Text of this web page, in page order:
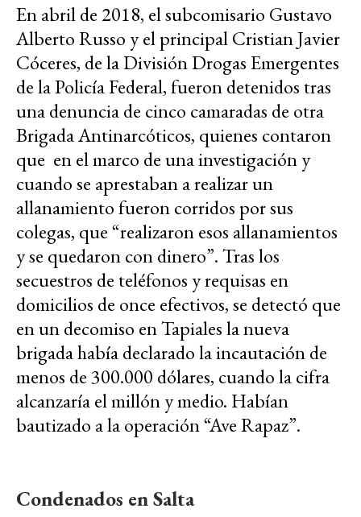
En abril de 2018, el subcomisario Gustavo
Alberto Russo y el principal Cristian Javier
Cóceres, de la División Drogas Emergentes
de la Policía Federal, fueron detenidos tras
una denuncia de cinco camaradas de otra
Brigada Antinarcóticos, quienes contaron
que en el marco de una investigación y
cuando se aprestaban a realizar un
allanamiento fueron corridos por sus
colegas, que “realizaron esos allanamientos
y se quedaron con dinero”. Tras los
secuestros de teléfonos y requisas en
domicilios de once efectivos, se detectó que
en un decomiso en Tapiales la nueva
brigada había declarado la incautación de
menos de 300.000 dólares, cuando la cifra
alcanzaría el millón y medio. Habían
bautizado a la operación “Ave Rapaz”.
Condenados en Salta